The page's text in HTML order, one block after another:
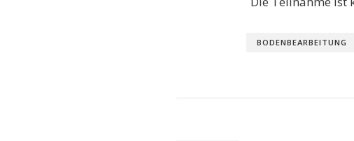
BODENBEARBEITUNG